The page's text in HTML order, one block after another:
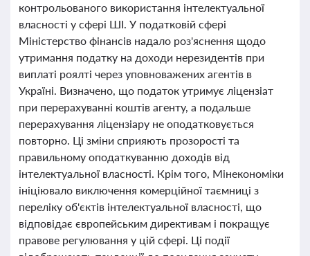
контрольованого використання інтелектуальної
власності у сфері ШІ. У податковій сфері
Міністерство фінансів надало роз'яснення щодо
утримання податку на доходи нерезидентів при
виплаті роялті через уповноважених агентів в
Україні. Визначено, що податок утримує ліцензіат
при перерахуванні коштів агенту, а подальше
перерахування ліцензіару не оподатковується
повторно. Ці зміни сприяють прозорості та
правильному оподаткуванню доходів від
інтелектуальної власності. Крім того, Мінекономіки
ініціювало виключення комерційної таємниці з
переліку об'єктів інтелектуальної власності, що
відповідає європейським директивам і покращує
правове регулювання у цій сфері. Ці події